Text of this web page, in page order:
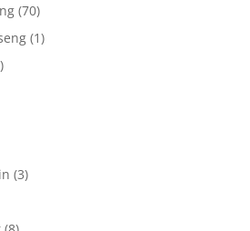
(70)
(1)
(3)